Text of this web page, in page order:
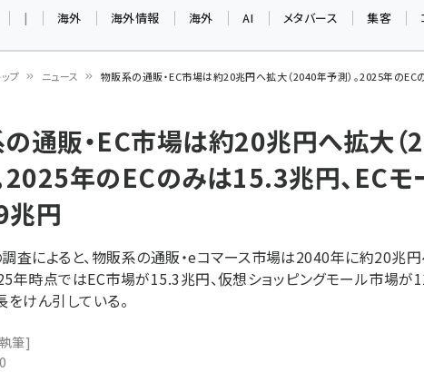
| 海外 海外情報 海外 AI メタバース 集客
プ ニュース 物販系の通販・EC市場は約20兆円へ拡大（2040年予測）。2025年の
通販・EC市場は約20兆円へ拡大（
2025年のECのみは15.3兆円、EC
円
査によると、物販系の通販・eコマース市場は2040年に約20兆
年時点ではEC市場が15.3兆円、仮想ショッピングモール市場が
をけん引している。
筆]